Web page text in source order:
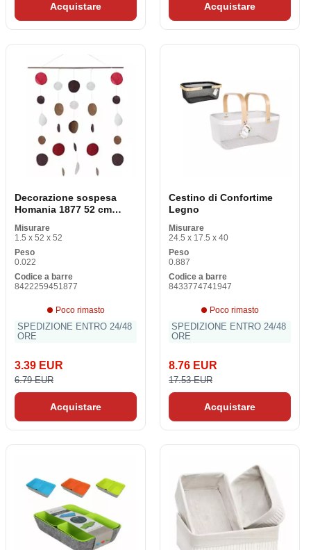
Acquistare Acquistare
Decorazione sospesa
Homania 1877 52 cm
Misurare
1.5 x 52 x 52
Peso
0.022
Codice a barre
8422259451877
Poco rimasto
SPEDIZIONE ENTRO 24/48
ORE
3.39 EUR
6.79 EUR
Acquistare
Cestino di Confortime
Legno
Misurare
24.5 x 17.5 x 40
Peso
0.887
Codice a barre
8433774741947
Poco rimasto
SPEDIZIONE ENTRO 24/48
ORE
8.76 EUR
17.53 EUR
Acquistare